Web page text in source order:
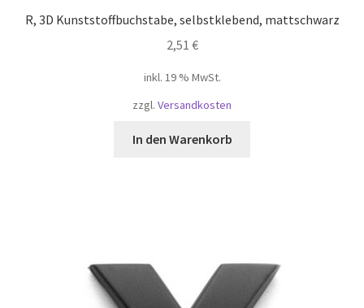
Оформить заказ
R, 3D Kunststoffbuchstabe, selbstklebend, mattschwarz
2,51 €
inkl. 19 % MwSt.
zzgl. Versandkosten
In den Warenkorb